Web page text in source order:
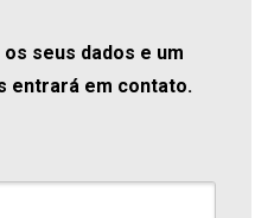
seus dados e um
entrará em contato.